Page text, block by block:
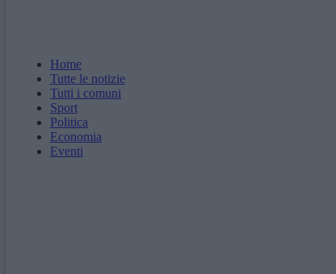
Home
Tutte le notizie
Tutti i comuni
Sport
Politica
Economia
Eventi